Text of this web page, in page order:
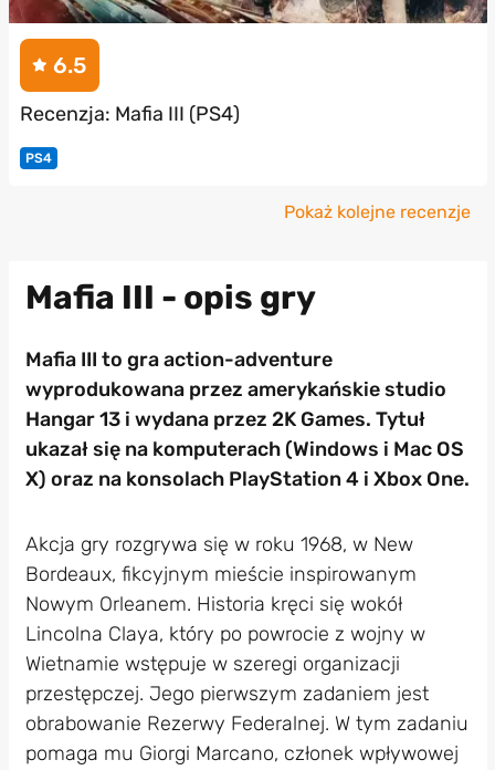
6.5
Recenzja: Mafia III (PS4)
PS4
Pokaż kolejne recenzje
Mafia III - opis gry
Mafia III to gra action-adventure
wyprodukowana przez amerykańskie studio
Hangar 13 i wydana przez 2K Games. Tytuł
ukazał się na komputerach (Windows i Mac OS
X) oraz na konsolach PlayStation 4 i Xbox One.
Akcja gry rozgrywa się w roku 1968, w New
Bordeaux, fikcyjnym mieście inspirowanym
Nowym Orleanem. Historia kręci się wokół
Lincolna Claya, który po powrocie z wojny w
Wietnamie wstępuje w szeregi organizacji
przestępczej. Jego pierwszym zadaniem jest
obrabowanie Rezerwy Federalnej. W tym zadaniu
pomaga mu Giorgi Marcano, członek wpływowej